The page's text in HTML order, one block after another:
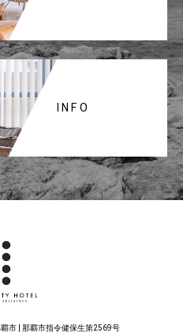
INFO
市 | 那覇市指令健保生第2569号